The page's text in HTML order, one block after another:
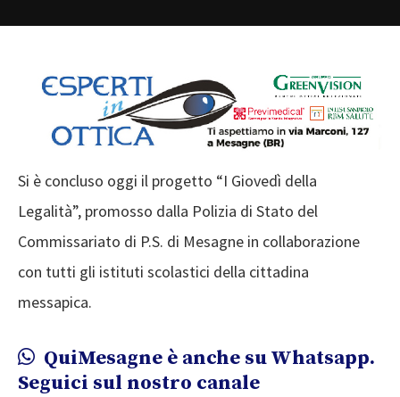
Si è concluso oggi il progetto “I Giovedì della
Legalità”, promosso dalla Polizia di Stato del
Commissariato di P.S. di Mesagne in collaborazione
con tutti gli istituti scolastici della cittadina
messapica.
QuiMesagne è anche su Whatsapp.
Seguici sul nostro canale